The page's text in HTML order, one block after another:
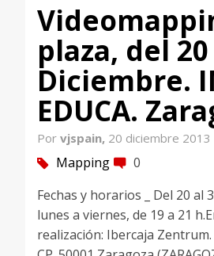
plaza, del
Diciembre.
EDUCA.
Por vjspain, 20 diciembre 2013
tag Mapping comment 0
Fechas y horarios _ Del 20 al
lunes a viernes, de 19 a 21
realización: Ibercaja